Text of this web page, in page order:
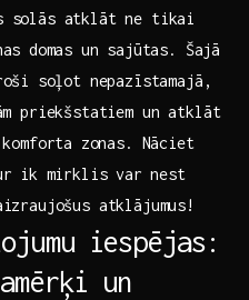
solās ‍atklāt ne tikai
⁣domas un ⁢sajūtas. ⁢Šajā⁢
soļot nepazīstamajā,
priekšstatiem un atklāt
⁤zonas. ‌Nāciet
ik mirklis‍ var⁤ nest
atklājumus!
iespējas:‍
un